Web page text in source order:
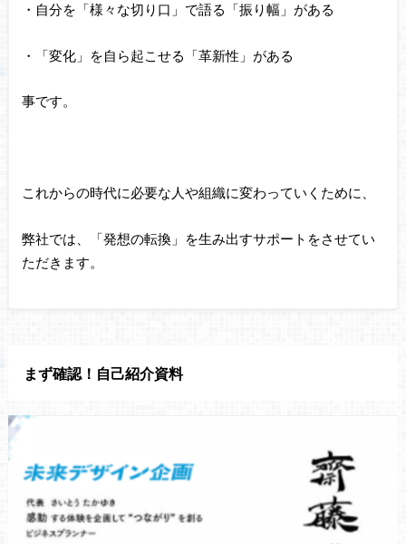
・自分を「様々な切り口」で語る「振り幅」がある
・「変化」を自ら起こせる「革新性」がある
事です。
これからの時代に必要な人や組織に変わっていくために、
弊社では、「発想の転換」を生み出すサポートをさせてい
ただきます。
まず確認！自己紹介資料